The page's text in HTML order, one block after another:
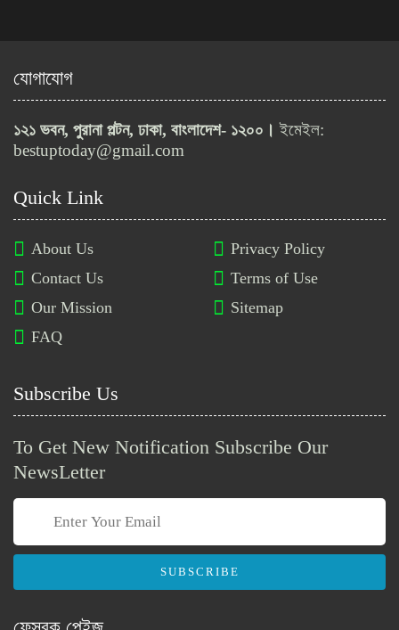
গণস্বাস্থ্য সমাজভিত্তিক মেডিকেল
কলেজ ও ডেন্টাল ইউনিটে ১২ পদে
নিয়োগ বিজ্ঞপ্তি
চুয়েটে শিক্ষক ও বিভিন্ন পদে নিয়োগ
তথ্য জানা জরুরি
যোগাযোগ
১২১ ভবন, পুরানা পল্টন, ঢাকা, বাংলাদেশ- ১২০০। ইমেইল:
bestuptoday@gmail.com
Quick Link
About Us
Contact Us
Our Mission
FAQ
Privacy Policy
Terms of Use
Sitemap
Subscribe Us
To Get New Notification Subscribe Our
NewsLetter
SUBSCRIBE